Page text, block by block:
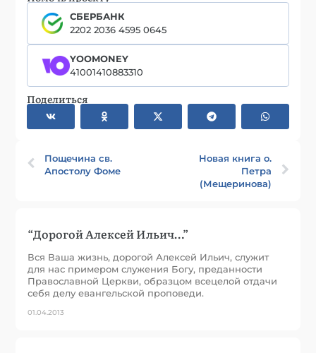
СБЕРБАНК
2202 2036 4595 0645
YOOMONEY
41001410883310
Поделиться
Пощечина св.
Апостолу Фоме
Новая книга о.
Петра
(Мещеринова)
“Дорогой Алексей Ильич…”
Вся Ваша жизнь, дорогой Алексей Ильич, служит
для нас примером служения Богу, преданности
Православной Церкви, образцом всецелой отдачи
себя делу евангельской проповеди.
01.04.2013